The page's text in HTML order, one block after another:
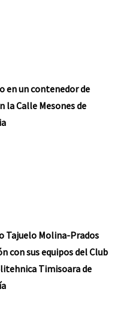
en un contenedor de
la Calle Mesones de
Tajuelo Molina-Prados
con sus equipos del Club
Timisoara de